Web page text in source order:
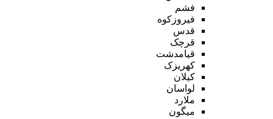
فشم
فیروزکوه
قدس
قرچک
قیامدشت
کهریزک
کیلان
لواسان
ملارد
میگون